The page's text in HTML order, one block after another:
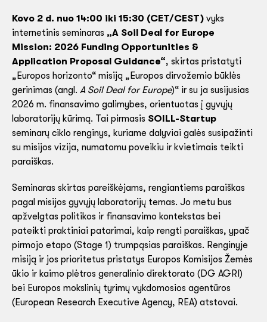
Kovo 2 d. nuo 14:00 iki 15:30 (CET/CEST) vyks
internetinis seminaras „A Soil Deal for Europe
Mission: 2026 Funding Opportunities &
Application Proposal Guidance“, skirtas pristatyti
„Europos horizonto“ misiją „Europos dirvožemio būklės
gerinimas (angl. A Soil Deal for Europe)“ ir su ja susijusias
2026 m. finansavimo galimybes, orientuotas į gyvųjų
laboratorijų kūrimą. Tai pirmasis SOILL-Startup
seminarų ciklo renginys, kuriame dalyviai galės susipažinti
su misijos vizija, numatomu poveikiu ir kvietimais teikti
paraiškas.
Seminaras skirtas pareiškėjams, rengiantiems paraiškas
pagal misijos gyvųjų laboratorijų temas. Jo metu bus
apžvelgtas politikos ir finansavimo kontekstas bei
pateikti praktiniai patarimai, kaip rengti paraiškas, ypač
pirmojo etapo (Stage 1) trumpąsias paraiškas. Renginyje
misiją ir jos prioritetus pristatys Europos Komisijos Žemės
ūkio ir kaimo plėtros generalinio direktorato (DG AGRI)
bei Europos mokslinių tyrimų vykdomosios agentūros
(European Research Executive Agency, REA) atstovai.